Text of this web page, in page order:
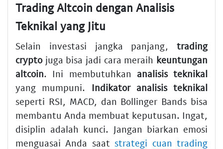
Trading Altcoin dengan Analisis
Teknikal yang Jitu
Selain investasi jangka panjang, trading
cryptojuga bisa jadi cara meraih keuntungan
altcoin. Ini membutuhkan analisis teknikal
yang mumpuni.
Indikator analisis teknikal
seperti RSI, MACD, dan Bollinger Bands bisa
membantu Anda membuat keputusan. Ingat,
disiplin adalah kunci. Jangan biarkan emosi
menguasai Anda saat strategi cuan trading